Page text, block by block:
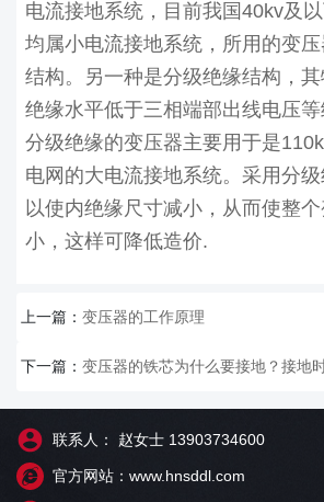
电流接地系统，目前我国40kv及
均属小电流接地系统，所用的变
结构。另一种是分级绝缘结构，
绝缘水平低于三相端部出线电压等
分级绝缘的变压器主要用于是
电网的大电流接地系统。采用分
以使内绝缘尺寸减小，从而使整
小，这样可降低造价.
上一篇： 变压器的工作原理
下一篇： 变压器的铁芯为什么要接地？接地
联系人： 赵女士 13903734600
官方网站：www.hnsddl.com